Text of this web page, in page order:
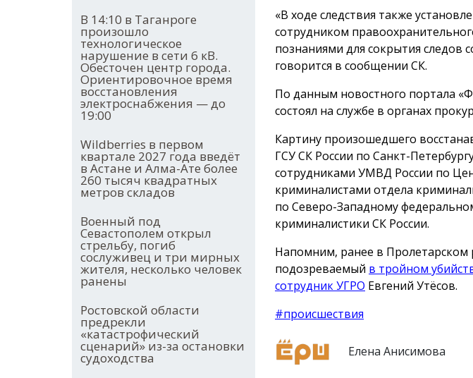
В 14:10 в Таганроге
произошло
технологическое
нарушение в сети 6 кВ.
Обесточен центр города.
Ориентировочное время
восстановления
электроснабжения — до
19:00
Wildberries в первом
квартале 2027 года введёт
в Астане и Алма-Ате более
260 тысяч квадратных
метров складов
Военный под
Севастополем открыл
стрельбу, погиб
сослуживец и три мирных
жителя, несколько человек
ранены
Ростовской области
предрекли
«катастрофический
сценарий» из-за остановки
судоходства
«В ходе следствия также
сотрудником
познаниями для сокрытия следов
говорится в сообщении СК.
По данным новостного портала
состоял на службе в органах
Картину произошедшего
ГСУ СК России по Санкт-
сотрудниками УМВД России по
криминалистами отдела
по Северо-Западному
криминалистики СК России.
Напомним, ранее в Пролетарском
подозреваемый в тройном
сотрудник УГРО Евгений Утёсов.
#происшествия
Елена Анисимова